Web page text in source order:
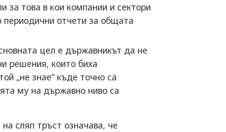
за това в кои компании и сектори
периодични отчети за общата
цел е държавникът да не
решения, които биха
„не знае“ къде точно са
му на държавно ниво са
сляп тръст означава, че